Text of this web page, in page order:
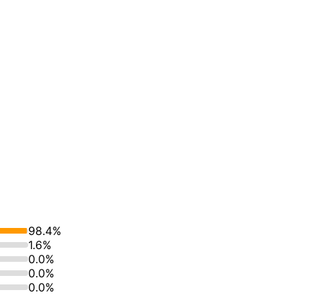
98.4%
1.6%
0.0%
0.0%
0.0%